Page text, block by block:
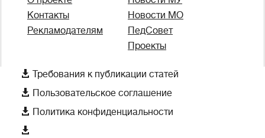
Контакты
Рекламодателям
Новости МО
ПедСовет
Проекты
 Требования к публикации статей
 Пользовательское соглашение
 Политика конфиденциальности
